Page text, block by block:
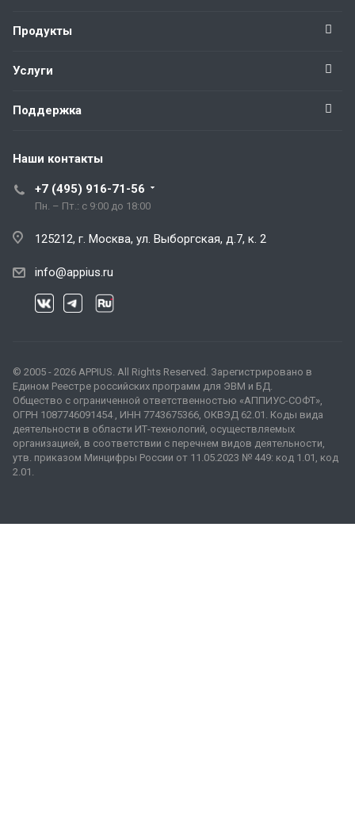
Продукты
Услуги
Поддержка
Наши контакты
+7 (495) 916-71-56
Пн. – Пт.: с 9:00 до 18:00
125212, г. Москва, ул. Выборгская, д.7, к. 2
info@appius.ru
© 2005 - 2026 APPIUS. All Rights Reserved. Зарегистрировано в
Едином Реестре российских программ для ЭВМ и БД.
Общество с ограниченной ответственностью «АППИУС-СОФТ»,
ОГРН 1087746091454 , ИНН 7743675366, ОКВЭД 62.01. Коды вида
деятельности в области ИТ-технологий, осуществляемых
организацией, в соответствии с перечнем видов деятельности,
утв. приказом Минцифры России от 11.05.2023 № 449: код 1.01, код
2.01.